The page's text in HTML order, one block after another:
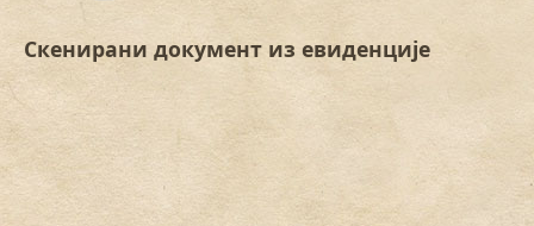
Скенирани документ из евиденције